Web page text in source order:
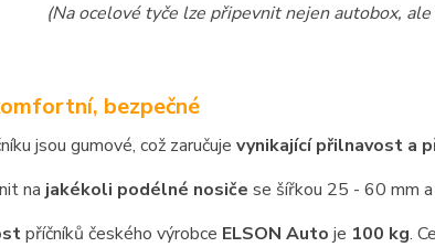
(Na ocelové tyče lze připevnit nejen autobox,
bezpečné
jsou gumové, což zaručuje vynikající přilnavost a
na jakékoli podélné nosiče se šířkou 25 - 60 mm
příčníků českého výrobce ELSON Auto je 100 kg.